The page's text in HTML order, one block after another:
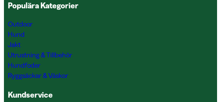
Populära Kategorier
Outdoor
Hund
Jakt
Utrustning & Tillbehör
Hundfoder
Ryggsäckar & Väskor
Kundservice